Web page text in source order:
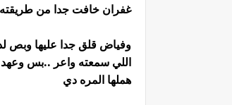
غفران خافت جدا من
وفياض قلق جدا عليها وبص
اللي سمعته واعر ..بس وعهد
هملها المره دي